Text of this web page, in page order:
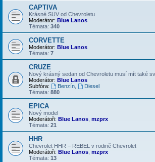
CAPTIVA
Krásné SUV od Chevroletu
Moderátor: Blue Lanos
Témata: 340
CORVETTE
Moderátor: Blue Lanos
Témata: 7
CRUZE
Nový krásný sedan od Chevroletu musí mít také
Moderátor: Blue Lanos
Subfóra:
Benzín,
Diesel
Témata: 880
EPICA
Nový model
Moderátoři: Blue Lanos mzprx
Témata: 21
HHR
Chevrolet HHR – REBEL v rodině Chevrolet
Moderátoři: Blue Lanos mzprx
Témata: 13